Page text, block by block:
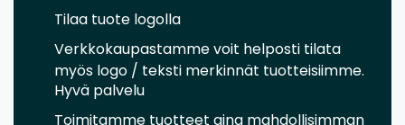
Tilaa tuote logolla
Verkkokaupastamme voit helposti tilata
myös logo / teksti merkinnät tuotteisiimme.
Hyvä palvelu
Toimitamme tuotteet aina mahdollisimman